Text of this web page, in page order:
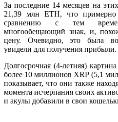
За последние 14 месяцев на
21,39 млн ETH, что
сравнению с тем
многообещающий знак, и,
цену. Очевидно, это была
увидели для получения прибыли.
Долгосрочная (4-летняя)
более 10 миллионов XRP (5,1
показывает, что они также
момента исчерпания своих
и акулы добавили в свои